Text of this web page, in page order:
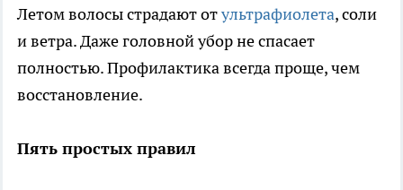
Летом волосы страдают отультрафиолета, соли
и ветра. Даже головной убор не спасает
полностью. Профилактика всегда проще, чем
восстановление.
Пять простых правил